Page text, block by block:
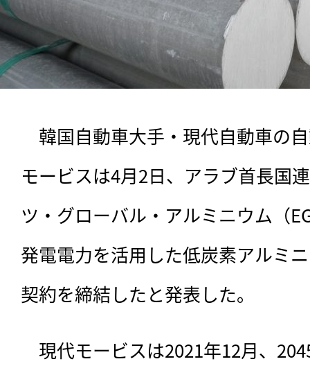
韓国自動車大手・現代自動車の
モービスは4月2日、アラブ首長国
ツ・グローバル・アルミニウム（
発電電力を活用した低炭素アルミ
契約を締結したと発表した。
現代モービスは2021年12月、